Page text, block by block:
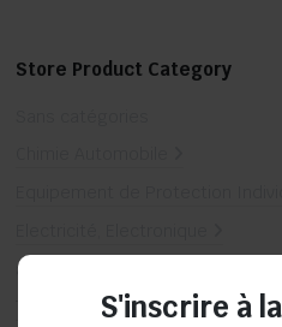
Store Product Category
aide au démarrage
S'inscrire à